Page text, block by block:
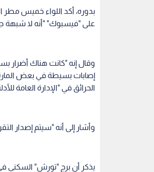
بدوره، أكد اللواء خميس مطر
على "فيسبوك" "أنه لا شبهة
وقال إنه "كانت هناك أضرار
إصابات بسيطة في بعض
الحرائق في "الإدارة العامة
وأشار إلى أنه "سيتم إصدار
يذكر أن برج "تورش" السكني